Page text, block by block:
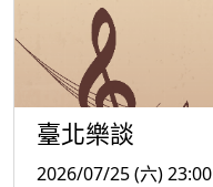
臺北樂談
2026/07/25 (六) 23:00